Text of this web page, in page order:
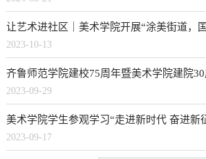
2023-10-13
齐鲁师范学院建校75周年暨美术学院建院
2023-09-29
2023-09-17